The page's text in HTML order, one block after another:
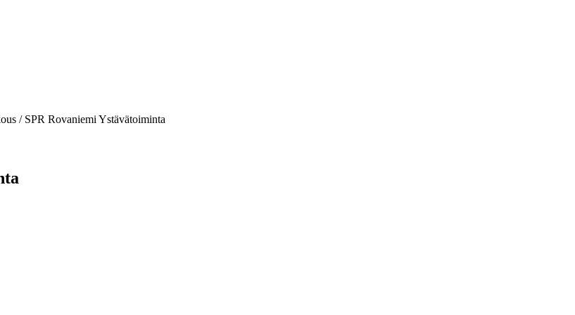
/ SPR Rovaniemi Ystävätoiminta